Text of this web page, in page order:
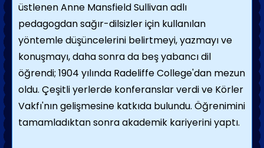
üstlenen Anne Mansfield Sullivan adlı
pedagogdan sağır-dilsizler için kullanılan
yöntemle düşüncelerini belirtmeyi, yazmayı ve
konuşmayı, daha sonra da beş yabancı dil
öğrendi; 1904 yılında Radeliffe College'dan mezun
oldu. Çeşitli yerlerde konferanslar verdi ve Körler
Vakfı'nın gelişmesine katkıda bulundu. Öğrenimini
tamamladıktan sonra akademik kariyerini yaptı.